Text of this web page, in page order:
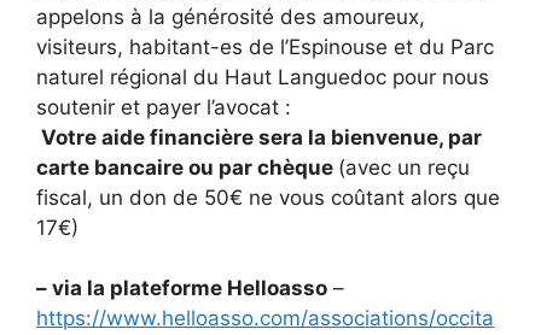
appelons à la générosité des amoureux,
visiteurs, habitant-es de l’Espinouse et du Parc
naturel régional du Haut Languedoc pour nous
soutenir et payer l’avocat :
Votre aide financière sera la bienvenue, par
carte bancaire ou par chèque (avec un reçu
fiscal, un don de 50€ ne vous coûtant alors que
17€)
– via la plateforme Helloasso –
https://www.helloasso.com/associations/occita